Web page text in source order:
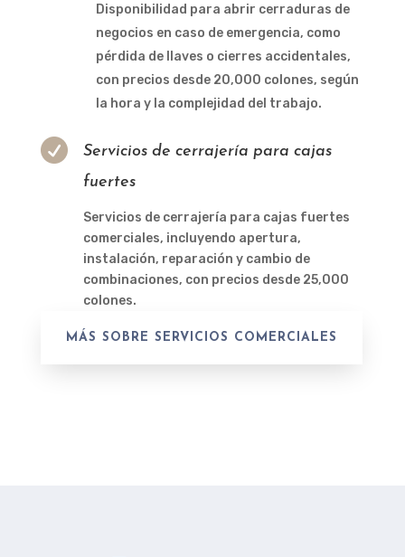
Disponibilidad para abrir cerraduras de
negocios en caso de emergencia, como
pérdida de llaves o cierres accidentales,
con precios desde 20,000 colones, según
la hora y la complejidad del trabajo.

Servicios de cerrajería para cajas
fuertes
Servicios de cerrajería para cajas fuertes
comerciales, incluyendo apertura,
instalación, reparación y cambio de
combinaciones, con precios desde 25,000
colones.
MÁS SOBRE SERVICIOS COMERCIALES